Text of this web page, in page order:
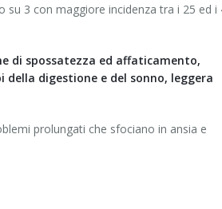
su 3 con maggiore incidenza tra i 25 ed i
di spossatezza ed affaticamento,
digestione e del sonno, leggera
prolungati che sfociano in ansia e